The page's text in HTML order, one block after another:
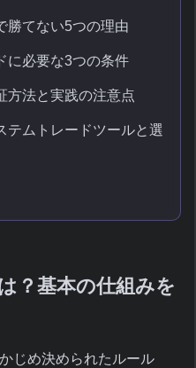
勝てない5つの理由
に必要な3つの条件
方法と実践の注意点
テムトレードツールと選
？基本の仕組みを
じめ決められたルール